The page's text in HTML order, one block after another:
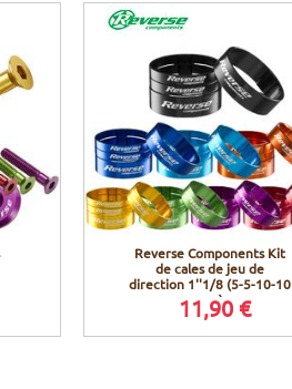
Reverse Components Kit
de cales de jeu de
direction 1''1/8 (5-5-10-10
mm)
11,90 €